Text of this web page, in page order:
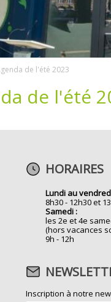
de l'été 2023
de l'été
HORAIRES
Lundi au
8h30 - 12h30 et
Samedi :
les 2e et 4e
(hors vacances
9h - 12h
Inscription à notre